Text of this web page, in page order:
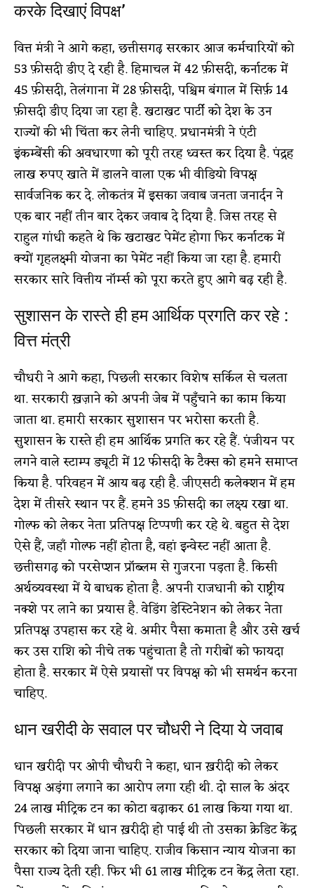
करके दिखाएं विपक्ष’
वित्त मंत्री ने आगे कहा, छत्तीसगढ़ सरकार आज कर्मचारियों को
53 फ़ीसदी डीए दे रही है. हिमाचल में 42 फ़ीसदी, कर्नाटक में
45 फ़ीसदी, तेलंगाना में 28 फ़ीसदी, पश्चिम बंगाल में सिर्फ़ 14
फ़ीसदी डीए दिया जा रहा है. खटाखट पार्टी को देश के उन
राज्यों की भी चिंता कर लेनी चाहिए. प्रधानमंत्री ने एंटी
इंकम्बेंसी की अवधारणा को पूरी तरह ध्वस्त कर दिया है. पंद्रह
लाख रुपए खाते में डालने वाला एक भी वीडियो विपक्ष
सार्वजनिक कर दे. लोकतंत्र में इसका जवाब जनता जनार्दन ने
एक बार नहीं तीन बार देकर जवाब दे दिया है. जिस तरह से
राहुल गांधी कहते थे कि खटाखट पेमेंट होगा फिर कर्नाटक में
क्यों गृहलक्ष्मी योजना का पेमेंट नहीं किया जा रहा है. हमारी
सरकार सारे वित्तीय नॉर्म्स को पूरा करते हुए आगे बढ़ रही है.
सुशासन के रास्ते ही हम आर्थिक प्रगति कर रहे :
वित्त मंत्री
चौधरी ने आगे कहा, पिछली सरकार विशेष सर्किल से चलता
था. सरकारी ख़ज़ाने को अपनी जेब में पहुँचाने का काम किया
जाता था. हमारी सरकार सुशासन पर भरोसा करती है.
सुशासन के रास्ते ही हम आर्थिक प्रगति कर रहे हैं. पंजीयन पर
लगने वाले स्टाम्प ड्यूटी में 12 फीसदी के टैक्स को हमने समाप्त
किया है. परिवहन में आय बढ़ रही है. जीएसटी कलेक्शन में हम
देश में तीसरे स्थान पर हैं. हमने 35 फ़ीसदी का लक्ष्य रखा था.
गोल्फ को लेकर नेता प्रतिपक्ष टिप्पणी कर रहे थे. बहुत से देश
ऐसे हैं, जहाँ गोल्फ नहीं होता है, वहां इन्वेस्ट नहीं आता है.
छत्तीसगढ़ को परसेप्शन प्रॉब्लम से गुजरना पड़ता है. किसी
अर्थव्यवस्था में ये बाधक होता है. अपनी राजधानी को राष्ट्रीय
नक्शे पर लाने का प्रयास है. वेडिंग डेस्टिनेशन को लेकर नेता
प्रतिपक्ष उपहास कर रहे थे. अमीर पैसा कमाता है और उसे खर्च
कर उस राशि को नीचे तक पहुंचाता है तो गरीबों को फायदा
होता है. सरकार में ऐसे प्रयासों पर विपक्ष को भी समर्थन करना
चाहिए.
धान खरीदी के सवाल पर चौधरी ने दिया ये जवाब
धान खरीदी पर ओपी चौधरी ने कहा, धान ख़रीदी को लेकर
विपक्ष अड़ंगा लगाने का आरोप लगा रही थी. दो साल के अंदर
24 लाख मीट्रिक टन का कोटा बढ़ाकर 61 लाख किया गया था.
पिछली सरकार में धान ख़रीदी हो पाई थी तो उसका क्रेडिट केंद्र
सरकार को दिया जाना चाहिए. राजीव किसान न्याय योजना का
पैसा राज्य देती रही. फिर भी 61 लाख मीट्रिक टन केंद्र लेता रहा.